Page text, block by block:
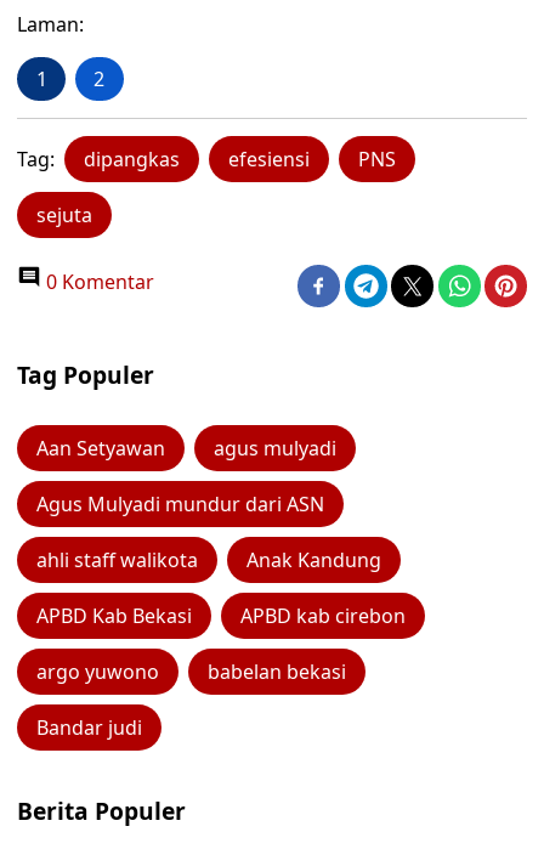
Laman:
1 2
Tag: dipangkas efesiensi PNS
sejuta
0 Komentar
Tag Populer
Aan Setyawan agus mulyadi
Agus Mulyadi mundur dari ASN
ahli staff walikota Anak Kandung
APBD Kab Bekasi APBD kab cirebon
argo yuwono babelan bekasi
Bandar judi
Berita Populer